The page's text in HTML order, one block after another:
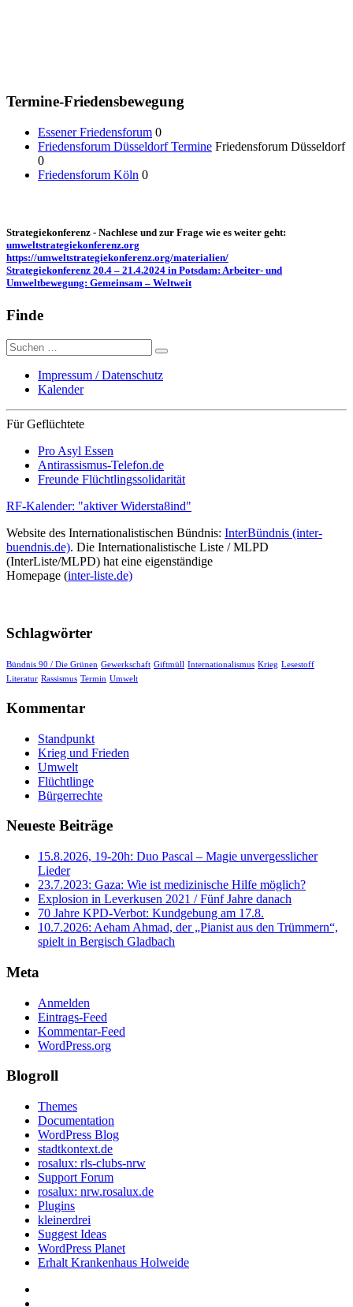
Termine-Friedensbewegung
Essener Friedensforum 0
Friedensforum Düsseldorf Termine Friedensforum Düsseldorf
0
Friedensforum Köln 0
Strategiekonferenz - Nachlese und zur Frage wie es weiter geht:
umweltstrategiekonferenz.org
https://umweltstrategiekonferenz.org/materialien/
Strategiekonferenz 20.4 – 21.4.2024 in Potsdam: Arbeiter- und
Umweltbewegung: Gemeinsam – Weltweit
Finde
Suche
nach:
Impressum / Datenschutz
Kalender
Für Geflüchtete
Pro Asyl Essen
Antirassismus-Telefon.de
Freunde Flüchtlingssolidarität
RF-Kalender: "aktiver Widersta8ind"
Website des Internationalistischen Bündnis: InterBündnis (inter-
buendnis.de). Die Internationalistische Liste / MLPD
(InterListe/MLPD) hat eine eigenständige
Homepage (inter-liste.de)
Schlagwörter
Bündnis 90 / Die Grünen Gewerkschaft Giftmüll Internationalismus Krieg Lesestoff
Literatur Rassismus Termin Umwelt
Kommentar
Standpunkt
Krieg und Frieden
Umwelt
Flüchtlinge
Bürgerrechte
Neueste Beiträge
15.8.2026, 19-20h: Duo Pascal – Magie unvergesslicher
Lieder
23.7.2023: Gaza: Wie ist medizinische Hilfe möglich?
Explosion in Leverkusen 2021 / Fünf Jahre danach
70 Jahre KPD‑Verbot: Kundgebung am 17.8.
10.7.2026: Aeham Ahmad, der „Pianist aus den Trümmern“,
spielt in Bergisch Gladbach
Meta
Anmelden
Eintrags-Feed
Kommentar-Feed
WordPress.org
Blogroll
Themes
Documentation
WordPress Blog
stadtkontext.de
rosalux: rls-clubs-nrw
Support Forum
rosalux: nrw.rosalux.de
Plugins
kleinerdrei
Suggest Ideas
WordPress Planet
Erhalt Krankenhaus Holweide